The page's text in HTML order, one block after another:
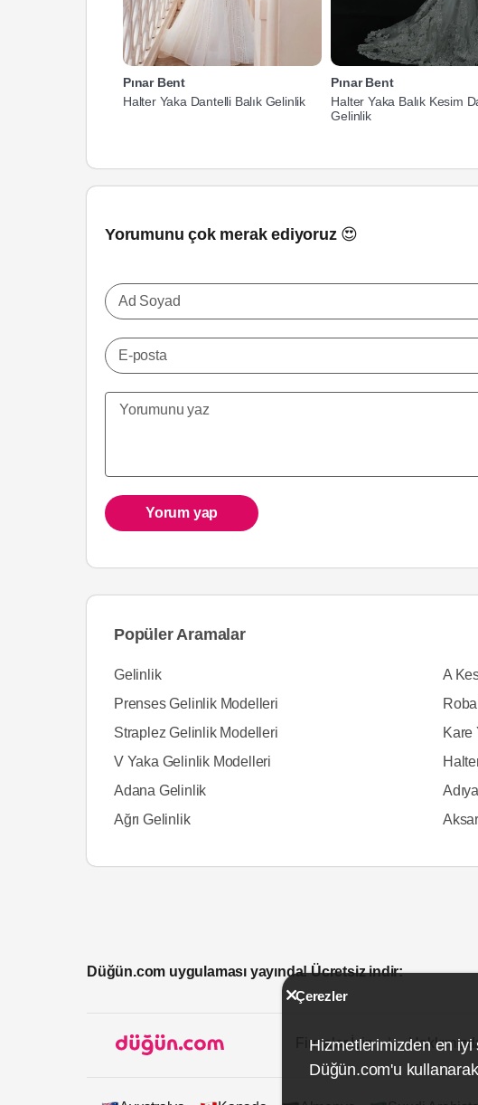
Pınar Bent
Halter Yaka Dantelli Balık Gelinlik
Pınar Bent
Halter Yaka Balık Kesim
Gelinlik
Yorumunu çok merak ediyoruz 😍
Ad Soyad
E-posta
Yorum yap
Popüler Aramalar
Gelinlik A
Prenses Gelinlik Modelleri
Straplez Gelinlik Modelleri
Kare
V Yaka Gelinlik Modelleri
Adana Gelinlik
Ağrı Gelinlik
Düğün.com uygulaması yayında! Ücretsiz indir:
Firmalar İçin
Çerezler
Hizmetlerimizden en iyi
Düğün.com'u